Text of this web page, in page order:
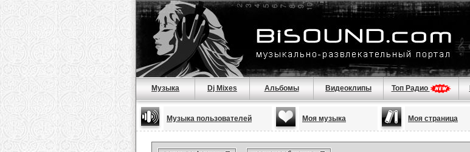
Музыка Dj Mixes Альбомы Видеоклипы Топ Радио
Музыка пользователей Моя музыка Моя страница